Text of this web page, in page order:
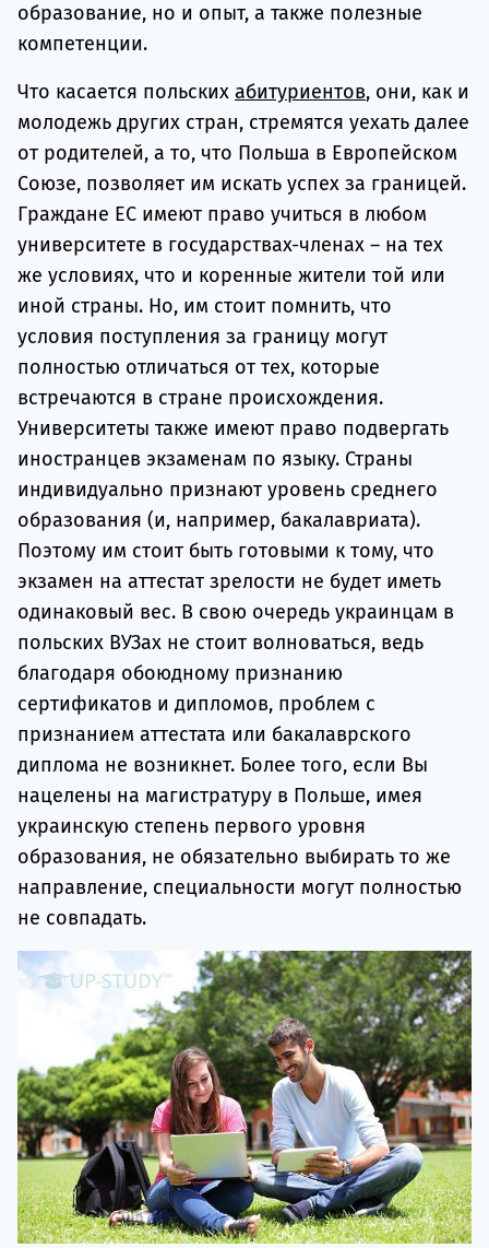
образование, но и опыт, а также полезные
компетенции.
Что касается польских абитуриентов, они, как и
молодежь других стран, стремятся уехать далее
от родителей, а то, что Польша в Европейском
Союзе, позволяет им искать успех за границей.
Граждане ЕС имеют право учиться в любом
университете в государствах-членах – на тех
же условиях, что и коренные жители той или
иной страны. Но, им стоит помнить, что
условия поступления за границу могут
полностью отличаться от тех, которые
встречаются в стране происхождения.
Университеты также имеют право подвергать
иностранцев экзаменам по языку. Страны
индивидуально признают уровень среднего
образования (и, например, бакалавриата).
Поэтому им стоит быть готовыми к тому, что
экзамен на аттестат зрелости не будет иметь
одинаковый вес. В свою очередь украинцам в
польских ВУЗах не стоит волноваться, ведь
благодаря обоюдному признанию
сертификатов и дипломов, проблем с
признанием аттестата или бакалаврского
диплома не возникнет. Более того, если Вы
нацелены на магистратуру в Польше, имея
украинскую степень первого уровня
образования, не обязательно выбирать то же
направление, специальности могут полностью
не совпадать.